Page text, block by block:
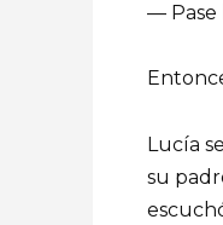
— Pase
Lucía
su